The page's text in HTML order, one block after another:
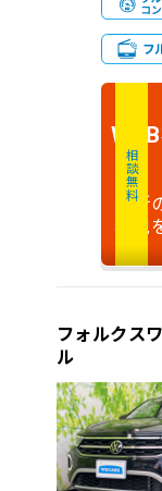
相談無料
WEB
最新
状況
フォルクス
ル